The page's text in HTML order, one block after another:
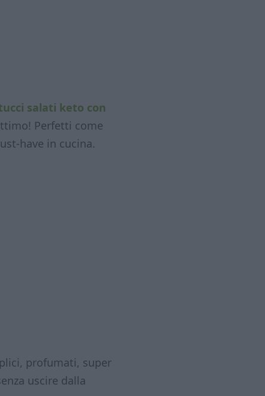
salati keto con
Perfetti come
have in cucina.
profumati, super
uscire dalla